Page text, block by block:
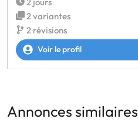
2 variantes
2 révisions
Voir le profil
Annonces similaires